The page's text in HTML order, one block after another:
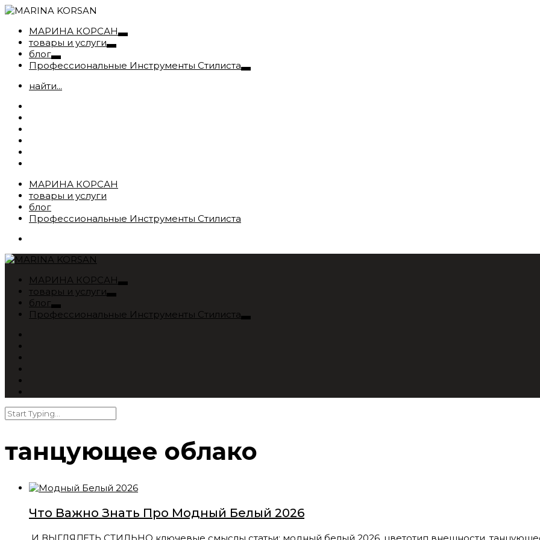
МАРИНА КОРСАН
товары и услуги
блог
Профессиональные Инструменты Стилиста
найти...
МАРИНА КОРСАН
товары и услуги
блог
Профессиональные Инструменты Стилиста
МАРИНА КОРСАН
товары и услуги
блог
Профессиональные Инструменты Стилиста
танцующее облако
Что Важно Знать Про Модный Белый 2026
И ВЫГЛЯДЕТЬ СТИЛЬНО ключевые смыслы статьи: модный белый 2026, цветотип внешности,